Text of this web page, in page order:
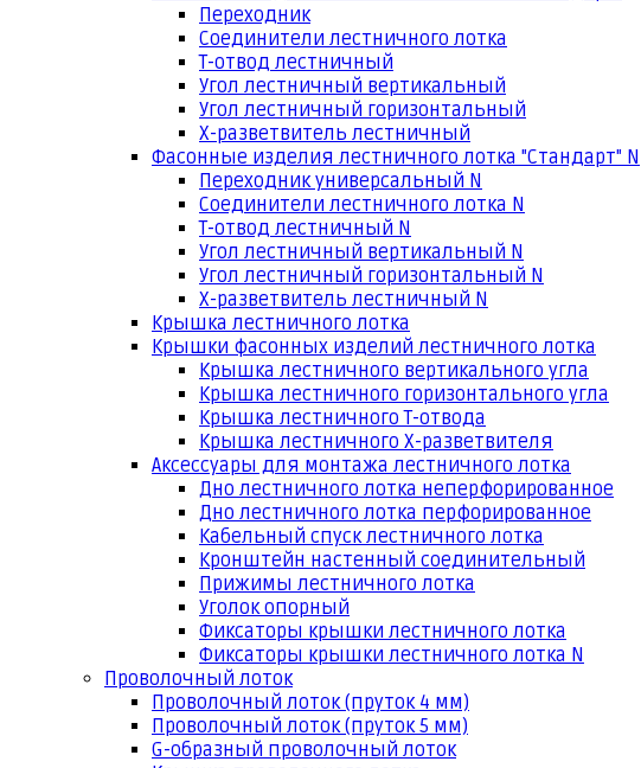
Переходник
Соединители лестничного лотка
Т-отвод лестничный
Угол лестничный вертикальный
Угол лестничный горизонтальный
Х-разветвитель лестничный
Фасонные изделия лестничного лотка "Стандарт" N
Переходник универсальный N
Соединители лестничного лотка N
Т-отвод лестничный N
Угол лестничный вертикальный N
Угол лестничный горизонтальный N
Х-разветвитель лестничный N
Крышка лестничного лотка
Крышки фасонных изделий лестничного лотка
Крышка лестничного вертикального угла
Крышка лестничного горизонтального угла
Крышка лестничного Т-отвода
Крышка лестничного Х-разветвителя
Аксессуары для монтажа лестничного лотка
Дно лестничного лотка неперфорированное
Дно лестничного лотка перфорированное
Кабельный спуск лестничного лотка
Кронштейн настенный соединительный
Прижимы лестничного лотка
Уголок опорный
Фиксаторы крышки лестничного лотка
Фиксаторы крышки лестничного лотка N
Проволочный лоток
Проволочный лоток (пруток 4 мм)
Проволочный лоток (пруток 5 мм)
G-образный проволочный лоток